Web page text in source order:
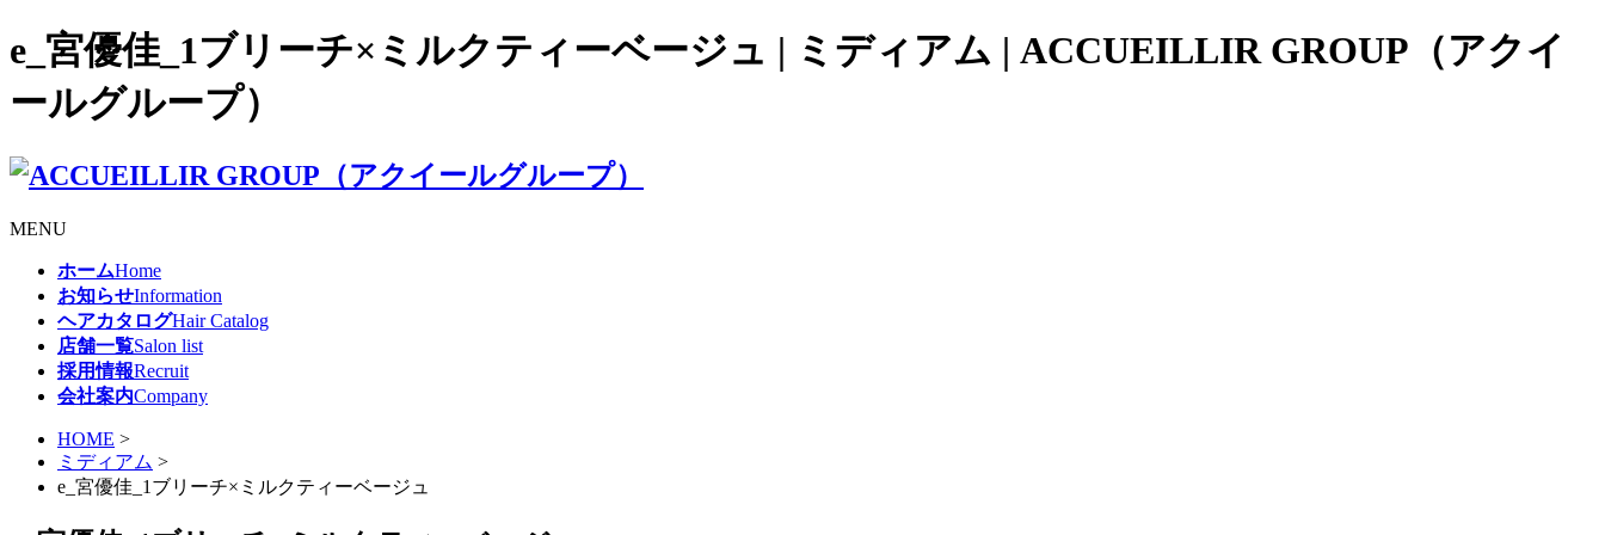
e_宮優佳_1ブリーチ×ミルクティーベージュ | ミディアム | ACCUEILLIR GROUP（アクイ
ールグループ）
MENU
ホームHome
お知らせInformation
ヘアカタログHair Catalog
店舗一覧Salon list
採用情報Recruit
会社案内Company
HOME >
ミディアム >
e_宮優佳_1ブリーチ×ミルクティーベージュ